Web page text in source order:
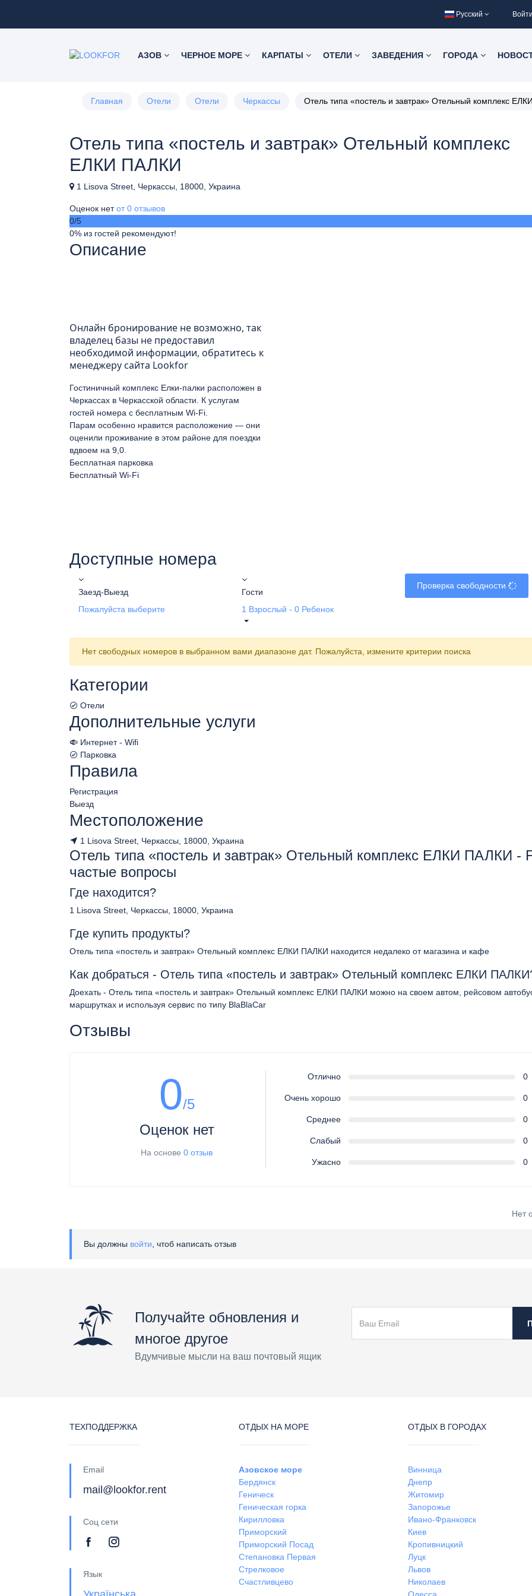
Русский Войти
АЗОВ ЧЕРНОЕ МОРЕ КАРПАТЫ ОТЕЛИ ЗАВЕДЕНИЯ ГОРОДА
Главная Отели Отели Черкассы Отель типа «постель и завтрак» Oтельный комплекс
Отель типа «постель и завтрак» Oтельный комплекс
ЕЛКИ ПАЛКИ
1 Lisova Street, Черкассы, 18000, Украина
Оценок нет от 0 отзывов
0/5
0% из гостей рекомендуют!
Описание
Онлайн бронирование не возможно, так
владелец базы не предоставил
необходимой информации, обратитесь к
менеджеру сайта Lookfor
Гостиничный комплекс Елки-палки расположен в
Черкассах в Черкасской области. К услугам
гостей номера с бесплатным Wi-Fi.
Парам особенно нравится расположение — они
оценили проживание в этом районе для поездки
вдвоем на 9,0.
Бесплатная парковка
Бесплатный Wi-Fi
Доступные номера
Заезд-Выезд
Пожалуйста выберите
Гости
1 Взрослый - 0 Ребенок
Проверка свободности
Нет свободных номеров в выбранном вами диапазоне дат. Пожалуйста, измените критерии поиска
Категории
Отели
Дополнительные услуги
Интернет - Wifi
Парковка
Правила
Регистрация
Выезд
Местоположение
1 Lisova Street, Черкассы, 18000, Украина
Отель типа «постель и завтрак» Oтельный комплекс ЕЛКИ ПАЛКИ -
частые вопросы
Где находится?
1 Lisova Street, Черкассы, 18000, Украина
Где купить продукты?
Отель типа «постель и завтрак» Oтельный комплекс ЕЛКИ ПАЛКИ находится недалеко от магазина и кафе
Как добраться - Отель типа «постель и завтрак» Oтельный комплекс ЕЛКИ
Доехать - Отель типа «постель и завтрак» Oтельный комплекс ЕЛКИ ПАЛКИ можно на своем автом, рейсовом
маршрутках и используя сервис по типу BlaBlaCar
Отзывы
0/5
Оценок нет
На основе0 отзыв
Отлично 0
Очень хорошо 0
Среднее 0
Слабый 0
Ужасно 0
Нет
Вы должны войти , чтоб написать отзыв
Получайте обновления и
многое другое
Вдумчивые мысли на ваш почтовый ящик
ТЕХПОДДЕРЖКА
Email
mail@lookfor.rent
Соц сети
Язык
ОТДЫХ НА МОРЕ
Азовское море
Бердянск
Геническ
Геническая горка
Кирилловка
Приморский
Приморский Посад
Степановка Первая
Стрелковое
Счастливцево
ОТДЫХ В ГОРОДАХ
Винница
Днепр
Житомир
Запорожье
Ивано-Франковск
Киев
Кропивницкий
Луцк
Львов
Николаев